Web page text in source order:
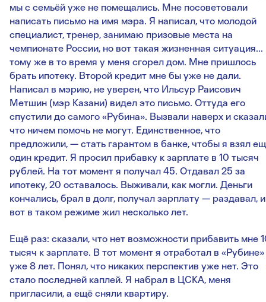
мы с семьёй уже не помещались. Мне посоветовали
написать письмо на имя мэра. Я написал, что молодой
специалист, тренер, занимаю призовые места на
чемпионате России, но вот такая жизненная ситуация…
тому же в то время у меня сгорел дом. Мне пришлось
брать ипотеку. Второй кредит мне бы уже не дали.
Написал в мэрию, не уверен, что Ильсур Раисович
Метшин (мэр Казани) видел это письмо. Оттуда его
спустили до самого «Рубина». Вызвали наверх и
что ничем помочь не могут. Единственное, что
предложили, — стать гарантом в банке, чтобы я взял
один кредит. Я просил прибавку к зарплате в 10 тысяч
рублей. На тот момент я получал 45. Отдавал 25 за
ипотеку, 20 оставалось. Выживали, как могли. Деньги
кончались, брал в долг, получал зарплату — раздавал, и
вот в таком режиме жил несколько лет.
Ещё раз: сказали, что нет возможности прибавить мне
тысяч к зарплате. В тот момент я отработал в «Рубине»
уже 8 лет. Понял, что никаких перспектив уже нет. Это
стало последней каплей. Я набрал в ЦСКА, меня
пригласили, а ещё сняли квартиру.